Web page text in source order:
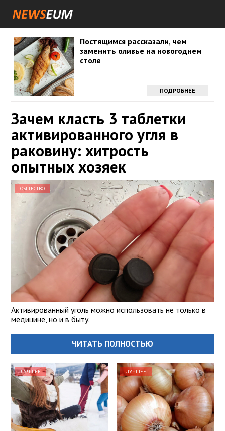
Постящимся рассказали, чем
заменить оливье на новогоднем
столе
ПОДРОБНЕЕ
Зачем класть 3 таблетки
активированного угля в
раковину: хитрость
опытных хозяек
ОБЩЕСТВО
Активированный уголь можно использовать не только в
медицине, но и в быту.
ЧИТАТЬ ПОЛНОСТЬЮ
ЛУЧШЕЕ ЛУЧШЕЕ